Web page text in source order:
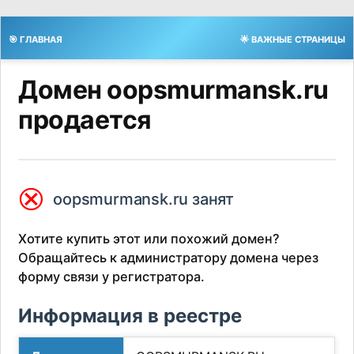
🎯 ГЛАВНАЯ 🌟 ВАЖНЫЕ СТРАНИЦЫ
Домен oopsmurmansk.ru
продается
⮿ oopsmurmansk.ru занят
Хотите купить этот или похожий домен?
Обращайтесь к администратору домена через
форму связи у регистратора.
Информация в реестре